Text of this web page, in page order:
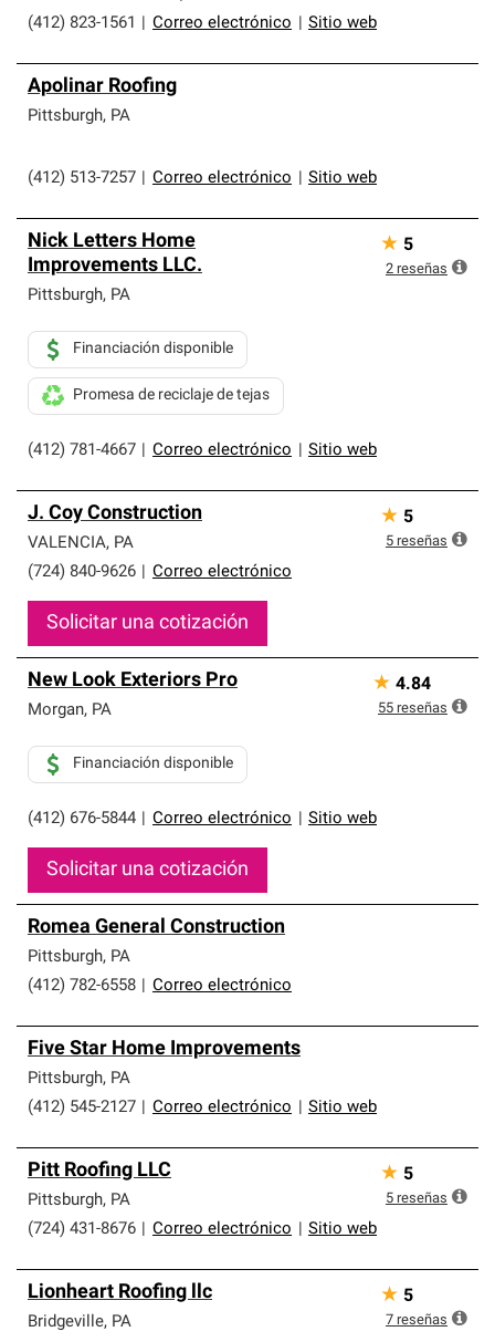
(412) 823-1561
Correo electrónico Sitio web
Apolinar Roofing
Pittsburgh, PA
(412) 513-7257 Correo electrónico Sitio web
Nick Letters Home
Improvements LLC.
Pittsburgh, PA
(412) 781-4667 Correo electrónico Sitio web
Financiación disponible
Promesa de reciclaje de tejas
★ 5
2 reseñas
J. Coy Construction
VALENCIA, PA
(724) 840-9626
Correo electrónico
Solicitar una cotización
★ 5
5 reseñas
New Look Exteriors Pro
Morgan, PA
(412) 676-5844 Correo electrónico Sitio web
Financiación disponible
Solicitar una cotización
★ 4.84
55 reseñas
Romea General Construction
Pittsburgh, PA
(412) 782-6558
Correo electrónico
Five Star Home Improvements
Pittsburgh, PA
(412) 545-2127
Correo electrónico Sitio web
Pitt Roofing LLC
Pittsburgh, PA
(724) 431-8676
Correo electrónico Sitio web
★ 5
5 reseñas
Lionheart Roofing llc
Bridgeville, PA
★ 5
7 reseñas